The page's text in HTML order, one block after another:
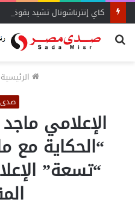
كاي إنترناشونال تشيد بقوة
بحث
الرئيسية
الإعلامي
“الحكاية مع
“تسعة”